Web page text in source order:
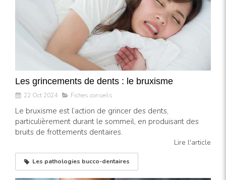
Les grincements de dents : le bruxisme
22 Oct 2024 Fiches conseils
Le bruxisme est l’action de grincer des dents,
particulièrement durant le sommeil, en produisant des
bruits de frottements dentaires.
Lire l'article
Les pathologies bucco-dentaires